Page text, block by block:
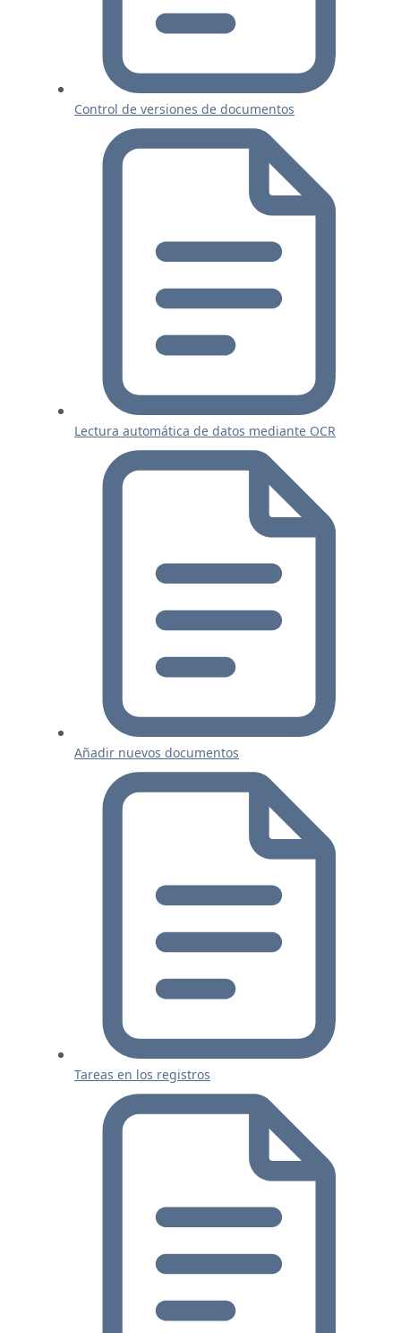
Control de versiones de documentos
Lectura automática de datos mediante OCR
Añadir nuevos documentos
Tareas en los registros